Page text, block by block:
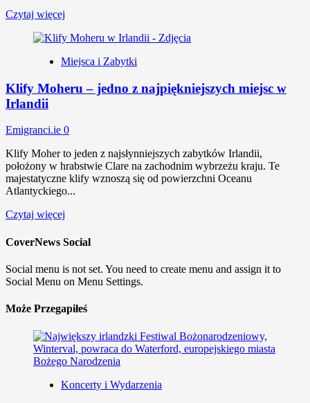
Czytaj więcej
Miejsca i Zabytki
Klify Moheru – jedno z najpiękniejszych miejsc w
Irlandii
Emigranci.ie 0
Klify Moher to jeden z najsłynniejszych zabytków Irlandii,
położony w hrabstwie Clare na zachodnim wybrzeżu kraju. Te
majestatyczne klify wznoszą się od powierzchni Oceanu
Atlantyckiego...
Czytaj więcej
CoverNews Social
Social menu is not set. You need to create menu and assign it to
Social Menu on Menu Settings.
Może Przegapiłeś
Koncerty i Wydarzenia